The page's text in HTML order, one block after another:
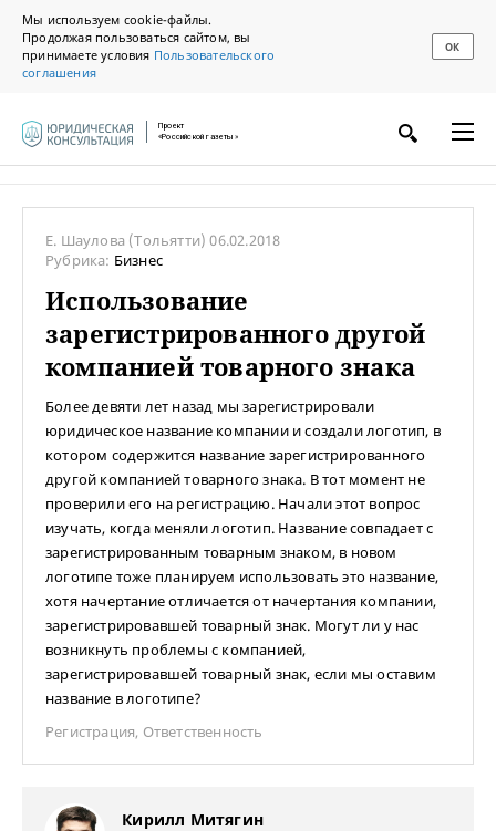
Мы используем cookie-файлы.
Продолжая пользоваться сайтом, вы
принимаете условия Пользовательского
соглашения
ОК
Проект
«Российской газеты»
Е. Шаулова (Тольятти)06.02.2018
Рубрика: Бизнес
Использование
зарегистрированного другой
компанией товарного знака
Более девяти лет назад мы зарегистрировали
юридическое название компании и создали логотип, в
котором содержится название зарегистрированного
другой компанией товарного знака. В тот момент не
проверили его на регистрацию. Начали этот вопрос
изучать, когда меняли логотип. Название совпадает с
зарегистрированным товарным знаком, в новом
логотипе тоже планируем использовать это название,
хотя начертание отличается от начертания компании,
зарегистрировавшей товарный знак. Могут ли у нас
возникнуть проблемы с компанией,
зарегистрировавшей товарный знак, если мы оставим
название в логотипе?
Регистрация, Ответственность
Кирилл Митягин